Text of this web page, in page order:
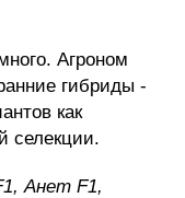
Агроном
гибриды -
как
селекции.
Анет F1,